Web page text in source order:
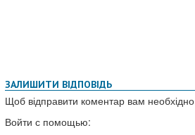
ЗАЛИШИТИ ВІДПОВІДЬ
Щоб відправити коментар вам необхідно
Войти с помощью: